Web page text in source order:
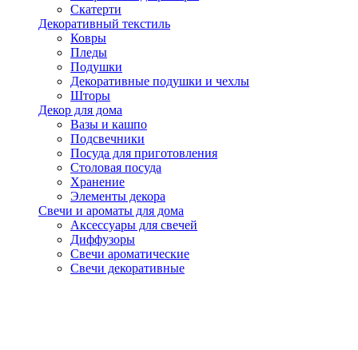
Скатерти
Декоративный текстиль
Ковры
Пледы
Подушки
Декоративные подушки и чехлы
Шторы
Декор для дома
Вазы и кашпо
Подсвечники
Посуда для приготовления
Столовая посуда
Хранение
Элементы декора
Свечи и ароматы для дома
Аксессуары для свечей
Диффузоры
Свечи ароматические
Свечи декоративные